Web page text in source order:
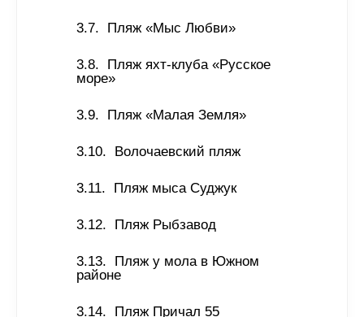
Пляж «Мыс Любви»
Пляж яхт-клуба «Русское
море»
Пляж «Малая Земля»
Волочаевский пляж
Пляж мыса Суджук
Пляж Рыбзавод
Пляж у мола в Южном
районе
Пляж Причал 55